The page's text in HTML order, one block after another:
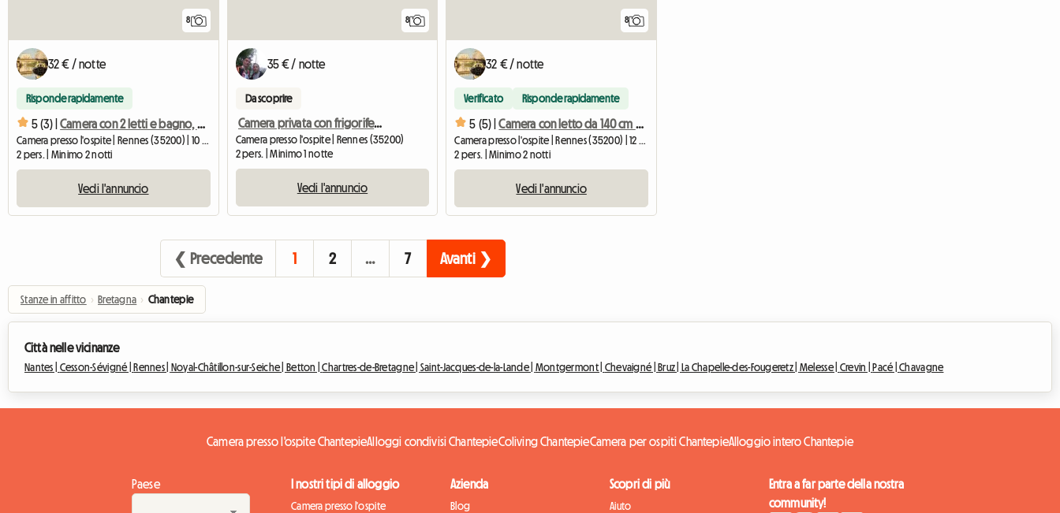
8
32 € / notte
Risponde rapidamente
5 (3) | Camera con 2 letti e bagno, a 2 passi dalla metropolitana e RN
Camera presso l'ospite | Rennes (35200) | 10 M2
2 pers. | Minimo 2 notti
Vedi l'annuncio
8
35 € / notte
Da scoprire
Camera privata con frigorifero e microonde in camera
Camera presso l'ospite | Rennes (35200)
2 pers. | Minimo 1 notte
Vedi l'annuncio
8
32 € / notte
Verificato Risponde rapidamente
5 (5) | Camera con letto da 140 cm in zona tranquilla vicino alla metropolitana, CHU Sud, accesso RN
Camera presso l'ospite | Rennes (35200) | 12 M2
2 pers. | Minimo 2 notti
Vedi l'annuncio
❮ Precedente 1 2 … 7 Avanti ❯
Stanze in affitto › Bretagna › Chantepie
Città nelle vicinanze
Nantes | Cesson-Sévigné | Rennes | Noyal-Châtillon-sur-Seiche | Betton |Chartres-de-Bretagne | Saint-Jacques-de-la-Lande | Montgermont | Chevaigné | Bruz | La Chapelle-des-Fougeretz | Melesse | Crevin | Pacé |Chavagne
Camera presso l'ospite ChantepieAlloggi condivisi ChantepieColiving ChantepieCamera per ospiti ChantepieAlloggio intero Chantepie
Paese I nostri tipi di alloggio
Camera presso l'ospite
Azienda
Blog
Scopri di più
Aiuto
Entra a far parte della nostra
community!